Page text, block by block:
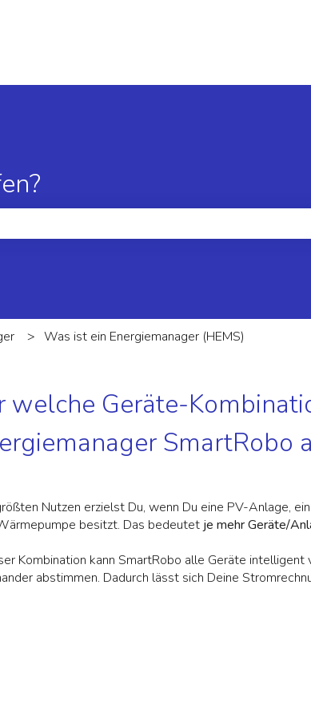
Was ist ein Energiemanager (HEMS)
welche Geräte-
SmartRobo
Nutzen erzielst Du, wenn Du eine PV-Anlage,
besitzt. Das bedeutet je mehr Geräte/
Kombination kann SmartRobo alle Geräte
abstimmen. Dadurch lässt sich Deine